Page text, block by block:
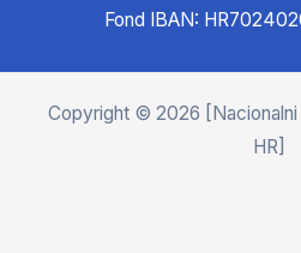
Fond IBAN:
Copyright © 2026 [Nacionalni
HR]